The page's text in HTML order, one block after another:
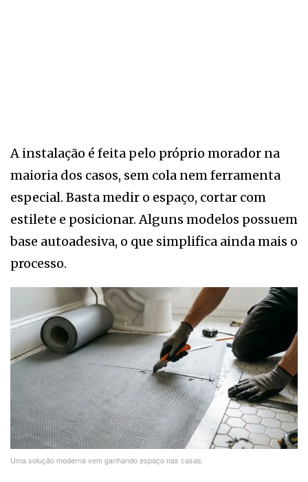
A instalação é feita pelo próprio morador na
maioria dos casos, sem cola nem ferramenta
especial. Basta medir o espaço, cortar com
estilete e posicionar. Alguns modelos possuem
base autoadesiva, o que simplifica ainda mais o
processo.
Uma solução moderna vem ganhando espaço nas casas.